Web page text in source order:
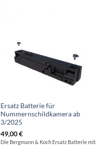
Ersatz Batterie für
Nummernschildkamera ab
3/2025
49,00€
Die Bergmann & Koch Ersatz Batterie mit